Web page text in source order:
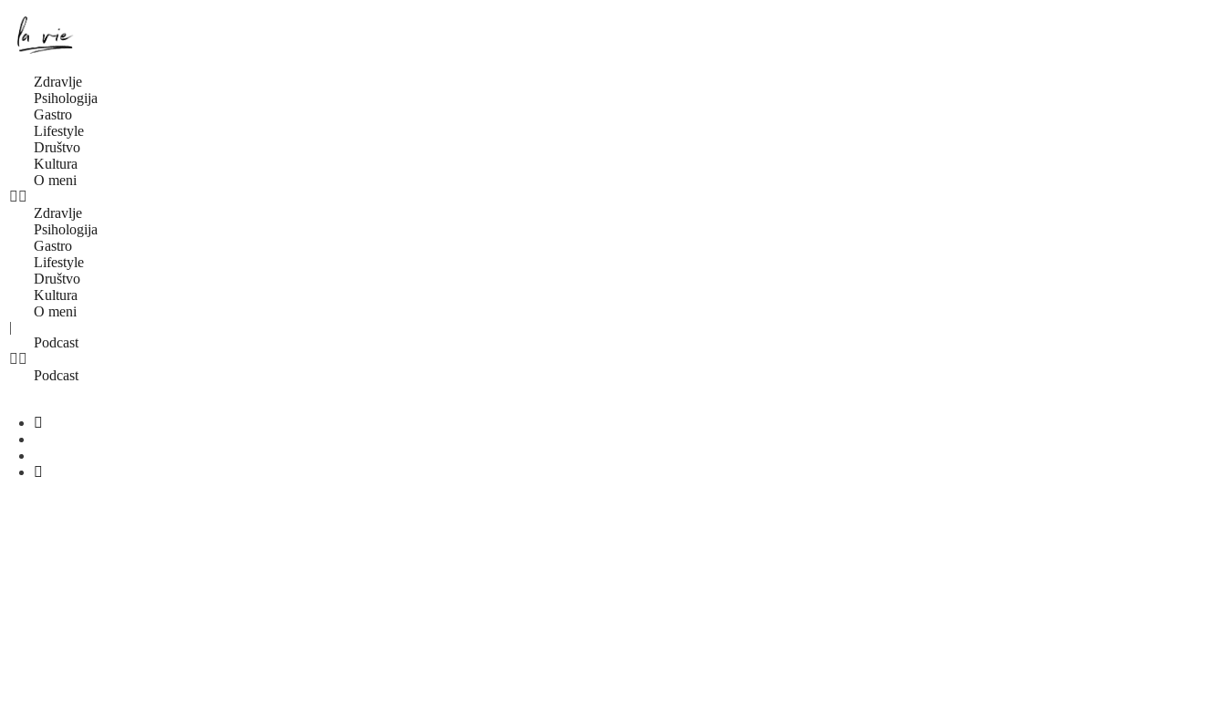
Zdravlje
Psihologija
Gastro
Lifestyle
Društvo
Kultura
O meni
Zdravlje
Psihologija
Gastro
Lifestyle
Društvo
Kultura
O meni
|
Podcast
Podcast